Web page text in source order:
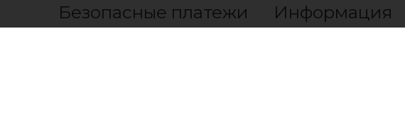
Безопасные платежи
с помощью
Информация